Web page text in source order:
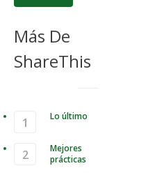
Más De
ShareThis
Lo último
Mejores
prácticas